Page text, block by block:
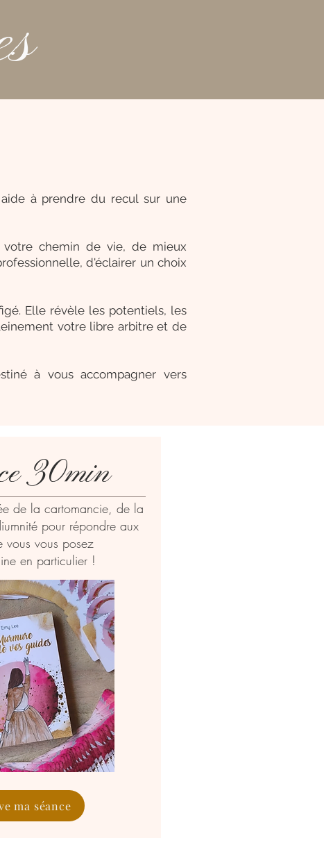
à prendre du recul sur une
votre chemin de vie, de mieux
d'éclairer un choix
Elle révèle les potentiels, les
votre libre arbitre et de
à vous accompagner vers
30min
de la cartomancie, de la
pour répondre aux
vous vous posez
en particulier !
ma séance